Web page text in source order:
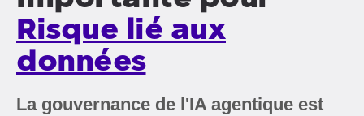
Risque lié aux
données
La gouvernance de l'IA agentique est